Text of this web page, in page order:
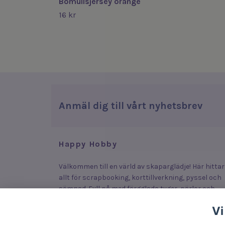
16 kr
Anmäl dig till vårt nyhetsbrev
Happy Hobby
Välkommen till en värld av skaparglädje! Här hittar
allt för scrapbooking, korttillverkning, pyssel och
sömnad. Fyll på med färgglada tyger, pärlor och
eller upptäck roliga och enkla produkter som